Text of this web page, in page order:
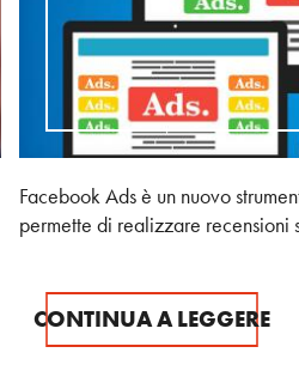
Facebook Ads è un nuovo
permette di realizzare recensioni
CONTINUA A LEGGERE